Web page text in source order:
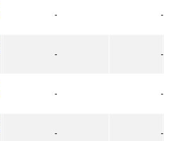
- -
- -
- -
- -